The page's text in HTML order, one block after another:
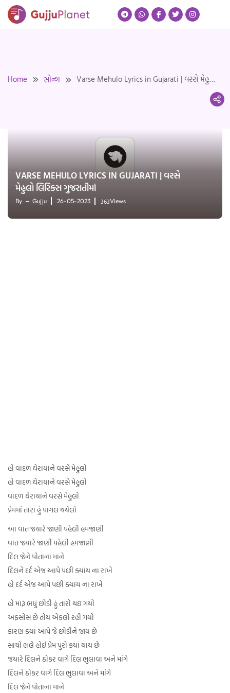
Skip
Home સોન્ગ
Varse Mehulo Lyrics in Gujarati | વરસે મેહુલો
VARSE MEHULO LYRICS IN GUJARATI | વરસે
મેહુલો લિરિક્સ ગુજરાતીમાં
By Gujju 26-05-2023 363Views
હો વાદળ ઘેરાયાને વરસે મેહુલો
હો વાદળ ઘેરાયાને વરસે મેહુલો
વાદળ ઘેરાયાને વરસે મેહુલો
પ્રેમમાં તારા હું પાગલ થયેલો
આ વાત જયારે જાણી પહેલી હમજાણી
વાત જયારે જાણી પહેલી હમજાણી
દિલ જેને પોતાના માને
દિલને દર્દ એજ આપે પછી ક્યાંય ના રાખે
હો દર્દ એજ આપે પછી ક્યાંય ના રાખે
હો મારૂં બધું છોડી હું તારો થઇ ગયો
અફસોસ છે તોય એકલો રહી ગયો
કારણ ક્યાં આપે જે છોડીને જાય છે
સાચો ભલે હોઈ પ્રેમ પુરો ક્યાં થાય છે
જયારે દિલને ઠોકર વાગે દિલ ભુલાવા અને માંગે
દિલને ઠોકર વાગે દિલ ભુલાવા અને માંગે
દિલ જેને પોતાના માને